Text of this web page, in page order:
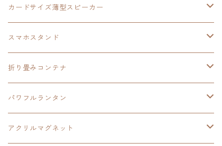
創の軌跡
HOT-SHOT
イースⅨ
閃の軌跡Ⅳ
黎の軌跡Ⅱ
碧の軌跡：改
黎の軌跡Ⅱ
イースⅧ
軌跡シリーズ20周年記念
オーロラ
カードサイズ薄型スピーカー
黎の軌跡
40周年記念
スマホスタンド
ワイヤレス充電スマホスタンド
黎の軌跡
折り畳みコンテナ
黎の軌跡Ⅱ
イースⅧ
パワフルランタン
創の軌跡
アクリルマグネット